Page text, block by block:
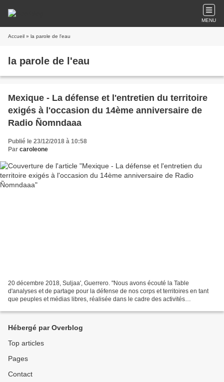
MENU
Accueil » la parole de l'eau
la parole de l'eau
Mexique - La défense et l'entretien du territoire
exigés à l'occasion du 14ème anniversaire de
Radio Ñomndaaa
Publié le 23/12/2018 à 10:58
Par caroleone
20 décembre 2018, Suljaa', Guerrero. "Nous avons écouté la Table
d'analyses et de partage pour la défense de nos corps et territoires en tant
que peuples et médias libres, réalisée dans le cadre des activités
Hébergé par Overblog
Top articles
Pages
Contact